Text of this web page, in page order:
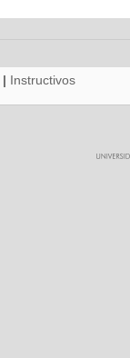
| Instructivos